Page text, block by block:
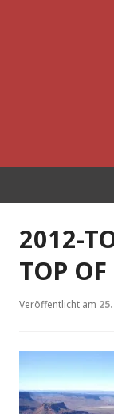
2012-
TOP
Veröffentlicht am